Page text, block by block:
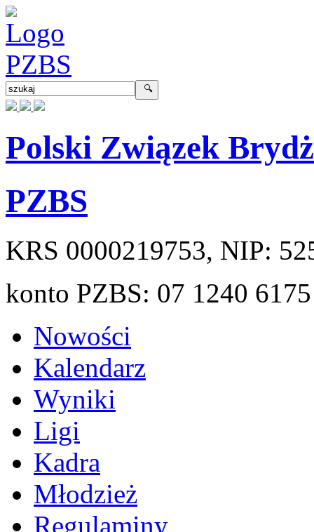
Polski Związek
PZBS
KRS 0000219753, NIP:
konto PZBS: 07 1240
Nowości
Kalendarz
Wyniki
Ligi
Kadra
Młodzież
Regulaminy